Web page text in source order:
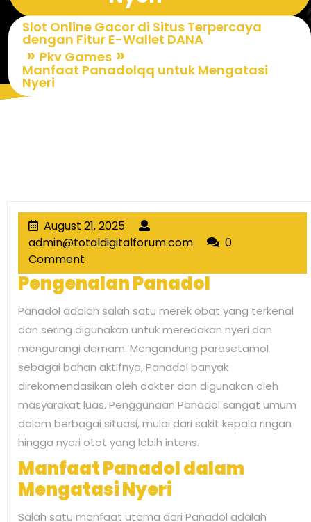
Slot Online Gacor di Situs Terpercaya
dengan Fitur E-Wallet DANA
» Pkv Games »
Manfaat Panadolqq untuk Mengatasi
Nyeri
August 21, 2025August
21,
admin@totaldigitalforum.com
0
Comment
Pengenalan Panadol
Panadol adalah salah satu merek obat yang terkenal
dan sering digunakan untuk meredakan nyeri dan
mengurangi demam. Mengandung parasetamol
sebagai bahan aktifnya, Panadol banyak
direkomendasikan oleh dokter dan digunakan oleh
masyarakat luas. Penggunaan Panadol sangat umum
dalam berbagai situasi, mulai dari sakit kepala ringan
hingga nyeri otot yang lebih intens.
Manfaat Panadol dalam
Mengatasi Nyeri
Salah satu manfaat utama dari Panadol adalah